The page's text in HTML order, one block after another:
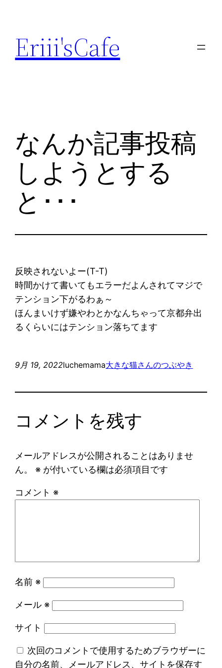
Eriii'sCafe
なんか記事投稿
しようとする
と･･･
反映されないよー(T-T)
時間かけて書いてもエラーだよんされてマジで
テンション下がるわぁ～
ほんまいけず嫌やわとかなんちゃって京都弁出
るくらいにはテンション落ちてます
9月 19, 2022luchemama大きな猫さんのつぶやき
コメントを残す
メールアドレスが公開されることはありませ
ん。
※ が付いている欄は必須項目です
コメント ※
名前 ※
メール ※
サイト
次回のコメントで使用するためブラウザーに
自分の名前、メールアドレス、サイトを保存す